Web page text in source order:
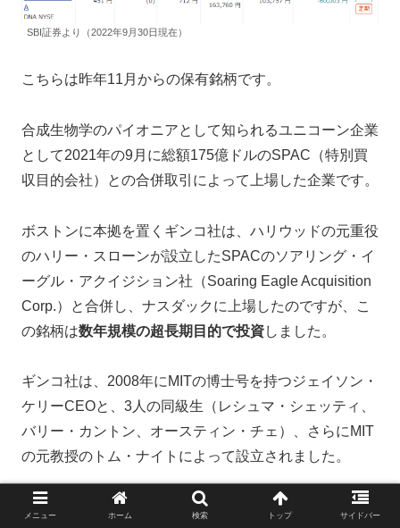
SBI証券より（2022年9月30日現在）
こちらは昨年11月からの保有銘柄です。
合成生物学のパイオニアとして知られるユニコーン企業
として2021年の9月に総額175億ドルのSPAC（特別買
収目的会社）との合併取引によって上場した企業です。
ボストンに本拠を置くギンコ社は、ハリウッドの元重役
のハリー・スローンが設立したSPACのソアリング・イ
ーグル・アクイジション社（Soaring Eagle Acquisition
Corp.）と合併し、ナスダックに上場したのですが、こ
の銘柄は数年規模の超長期目的で投資しました。
ギンコ社は、2008年にMITの博士号を持つジェイソン・
ケリーCEOと、3人の同級生（レシュマ・シェッティ、
バリー・カントン、オースティン・チェ）、さらにMIT
の元教授のトム・ナイトによって設立されました。
ギンコ社は バイオ技術を提供するスター トアップで、ソ
メニュー ホーム 検索 トップ サイドバー